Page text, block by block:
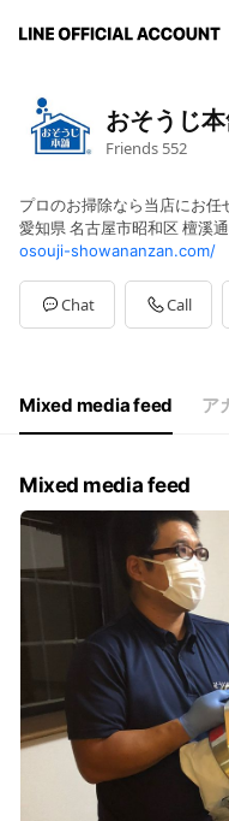
おそうじ
Friends 552
プロのお掃除なら当店にお任
愛知県 名古屋市昭和区 檀溪
osouji-showananzan.com/
Chat Call
Mixed media feed ア
Mixed media feed